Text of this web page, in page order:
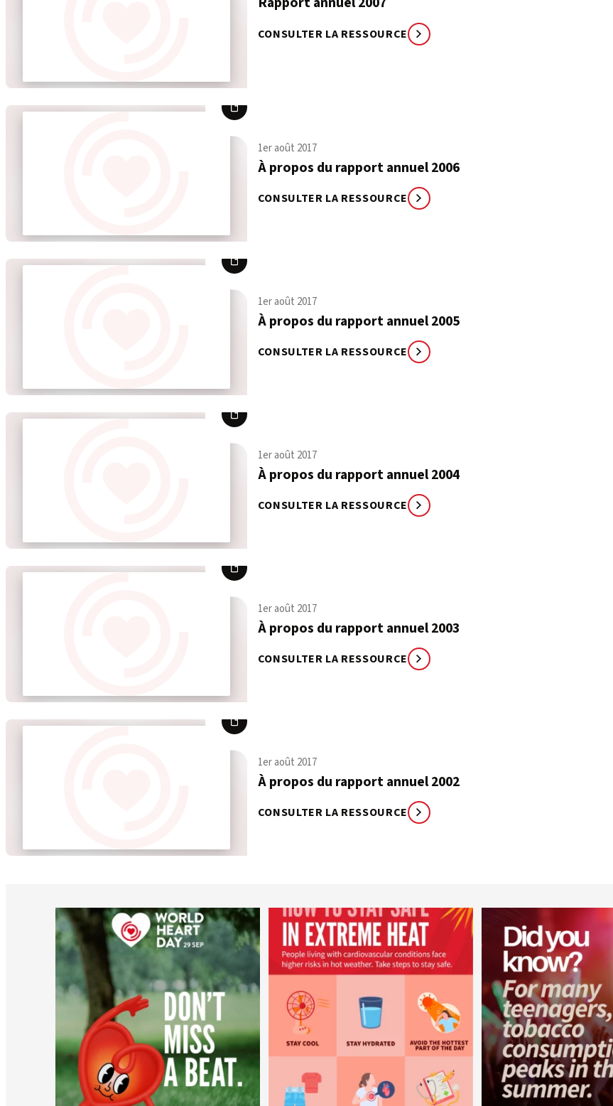
CONSULTER LA RESSOURCE
1er août 2017
À propos du rapport annuel 2006
CONSULTER LA RESSOURCE
1er août 2017
À propos du rapport annuel 2005
CONSULTER LA RESSOURCE
1er août 2017
À propos du rapport annuel 2004
CONSULTER LA RESSOURCE
1er août 2017
À propos du rapport annuel 2003
CONSULTER LA RESSOURCE
1er août 2017
À propos du rapport annuel 2002
CONSULTER LA RESSOURCE
worldheartfederation
6 août
worldheartfederation
5 août
1er août